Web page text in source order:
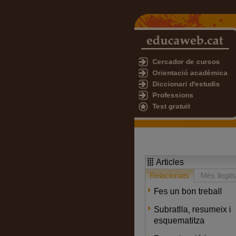
Cercador de cursos
Orientació acadèmica
Diccionari d'estudis
Professions
Test gratuït
Articles
Relacionats Més llegits
Fes un bon treball
Subratlla, resumeix i
esquematitza